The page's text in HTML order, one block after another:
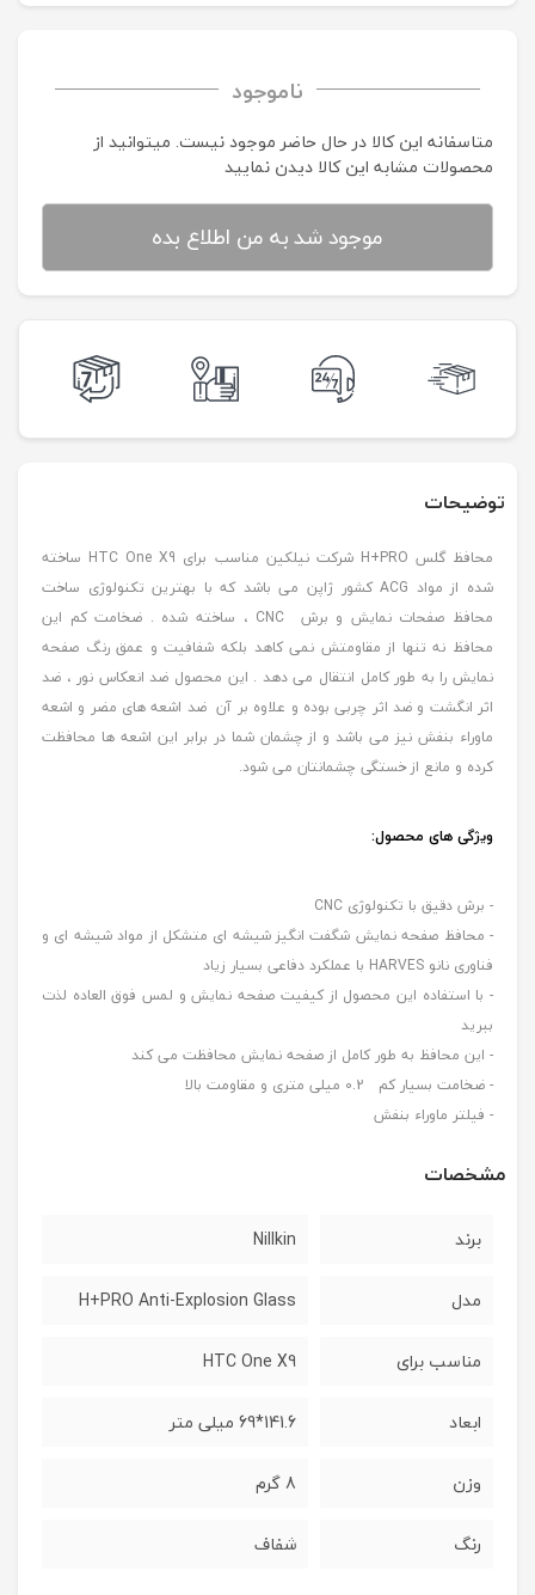
ناموجود
متاسفانه این کالا در حال حاضر موجود نیست. می‍توانید از
محصولات مشابه این کالا دیدن نمایید
موجود شد به من اطلاع بده
توضیحات
محافظ گلس H+PRO شرکت نیلکین مناسب برای HTC One X9 ساخته
شده از مواد ACG کشور ژاپن می باشد که با بهترین تکنولوژی ساخت
محافظ صفحات نمایش و برش CNC ، ساخته شده . ضخامت کم این
محافظ نه تنها از مقاومتش نمی کاهد بلکه شفافیت و عمق رنگ صفحه
نمایش را به طور کامل انتقال می دهد . این محصول ضد انعکاس نور ، ضد
اثر انگشت و ضد اثر چربی بوده و علاوه بر آن ضد اشعه های مضر و اشعه
ماوراء بنفش نیز می باشد و از چشمان شما در برابر این اشعه ها محافظت
کرده و مانع از خستگی چشمانتان می شود.
ویژگی های محصول:
- برش دقیق با تکنولوژی CNC
- محافظ صفحه نمایش شگفت انگیز شیشه ای متشکل از مواد شیشه ای و
فناوری نانو HARVES با عملکرد دفاعی بسیار زیاد
- با استفاده این محصول از کیفیت صفحه نمایش و لمس فوق العاده لذت
ببرید
- این محافظ به طور کامل از صفحه نمایش محافظت می کند
- ضخامت بسیار کم 0.2 میلی متری و مقاومت بالا
- فیلتر ماوراء بنفش
مشخصات
برند Nillkin
مدل H+PRO Anti-Explosion Glass
مناسب برای HTC One X9
ابعاد 141.6*69 میلی متر
وزن 8 گرم
رنگ شفاف